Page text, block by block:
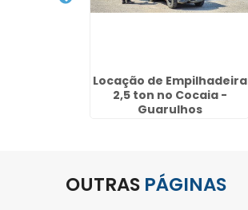
Locação de Empilhadeira
2,5 ton no Cocaia -
Guarulhos
OUTRAS PÁGINAS